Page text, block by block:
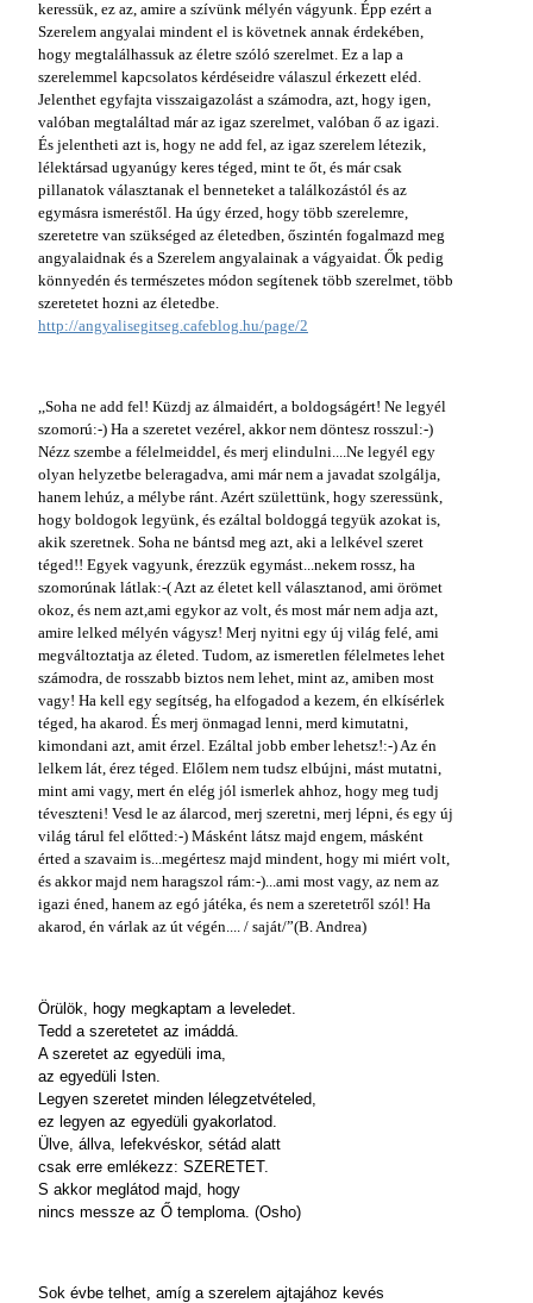
keressük, ez az, amire a szívünk mélyén vágyunk. Épp ezért a
Szerelem angyalai mindent el is követnek annak érdekében,
hogy megtalálhassuk az életre szóló szerelmet. Ez a lap a
szerelemmel kapcsolatos kérdéseidre válaszul érkezett eléd.
Jelenthet egyfajta visszaigazolást a számodra, azt, hogy igen,
valóban megtaláltad már az igaz szerelmet, valóban ő az igazi.
És jelentheti azt is, hogy ne add fel, az igaz szerelem létezik,
lélektársad ugyanúgy keres téged, mint te őt, és már csak
pillanatok választanak el benneteket a találkozástól és az
egymásra ismeréstől. Ha úgy érzed, hogy több szerelemre,
szeretetre van szükséged az életedben, őszintén fogalmazd meg
angyalaidnak és a Szerelem angyalainak a vágyaidat. Ők pedig
könnyedén és természetes módon segítenek több szerelmet, több
szeretetet hozni az életedbe.
http://angyalisegitseg.cafeblog.hu/page/2
,,Soha ne add fel! Küzdj az álmaidért, a boldogságért! Ne legyél
szomorú:-) Ha a szeretet vezérel, akkor nem döntesz rosszul:-)
Nézz szembe a félelmeiddel, és merj elindulni....Ne legyél egy
olyan helyzetbe beleragadva, ami már nem a javadat szolgálja,
hanem lehúz, a mélybe ránt. Azért születtünk, hogy szeressünk,
hogy boldogok legyünk, és ezáltal boldoggá tegyük azokat is,
akik szeretnek. Soha ne bántsd meg azt, aki a lelkével szeret
téged!! Egyek vagyunk, érezzük egymást...nekem rossz, ha
szomorúnak látlak:-( Azt az életet kell választanod, ami örömet
okoz, és nem azt,ami egykor az volt, és most már nem adja azt,
amire lelked mélyén vágysz! Merj nyitni egy új világ felé, ami
megváltoztatja az életed. Tudom, az ismeretlen félelmetes lehet
számodra, de rosszabb biztos nem lehet, mint az, amiben most
vagy! Ha kell egy segítség, ha elfogadod a kezem, én elkísérlek
téged, ha akarod. És merj önmagad lenni, merd kimutatni,
kimondani azt, amit érzel. Ezáltal jobb ember lehetsz!:-) Az én
lelkem lát, érez téged. Előlem nem tudsz elbújni, mást mutatni,
mint ami vagy, mert én elég jól ismerlek ahhoz, hogy meg tudj
téveszteni! Vesd le az álarcod, merj szeretni, merj lépni, és egy új
világ tárul fel előtted:-) Másként látsz majd engem, másként
érted a szavaim is...megértesz majd mindent, hogy mi miért volt,
és akkor majd nem haragszol rám:-)...ami most vagy, az nem az
igazi éned, hanem az egó játéka, és nem a szeretetről szól! Ha
akarod, én várlak az út végén.... / saját/”(B. Andrea)
Örülök, hogy megkaptam a leveledet.
Tedd a szeretetet az imáddá.
A szeretet az egyedüli ima,
az egyedüli Isten.
Legyen szeretet minden lélegzetvételed,
ez legyen az egyedüli gyakorlatod.
Ülve, állva, lefekvéskor, sétád alatt
csak erre emlékezz: SZERETET.
S akkor meglátod majd, hogy
nincs messze az Ő temploma. (Osho)
Sok évbe telhet, amíg a szerelem ajtajához kevés